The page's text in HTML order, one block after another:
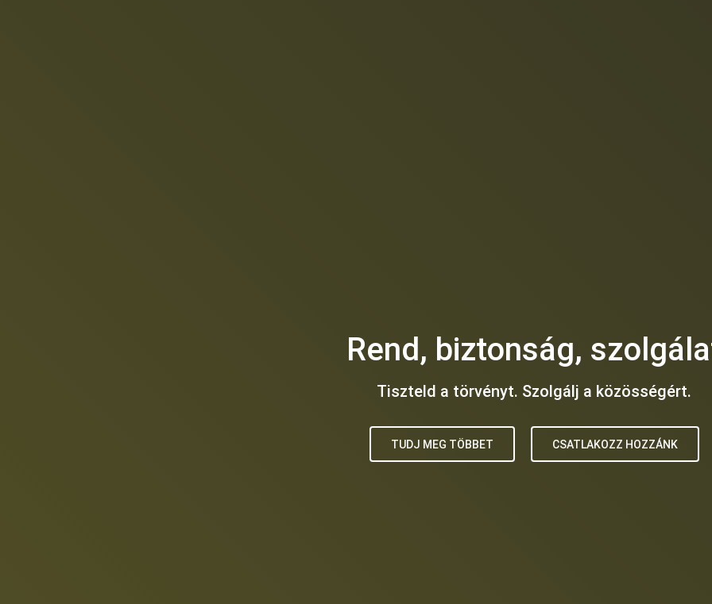
Rend, biztonság,
Tiszteld a törvényt. Szolgálj a közösségért.
TUDJ MEG TÖBBET CSATLAKOZZ HOZZÁNK